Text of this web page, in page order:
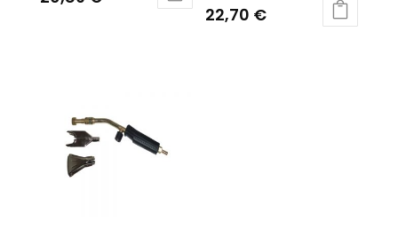
22,70 €